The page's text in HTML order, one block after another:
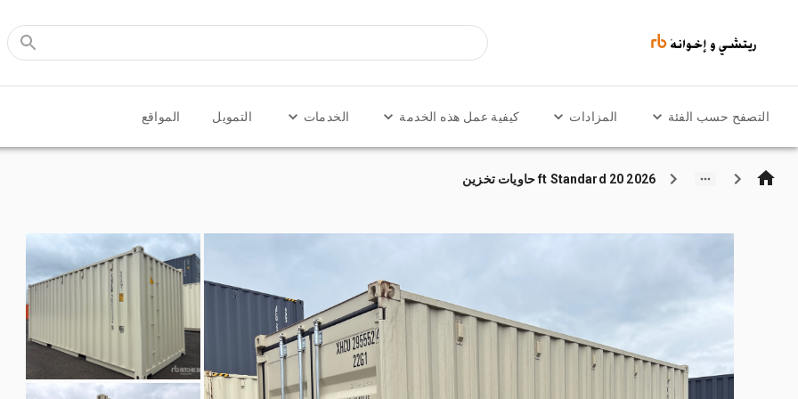
التصفح حسب الفئة المزادات كيفية عمل هذه الخدمة الخدمات التمويل المواقع
2026 20 ft Standard حاويات تخزين